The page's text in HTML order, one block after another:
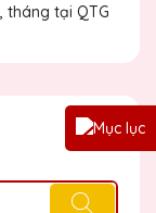
tháng tại QTG